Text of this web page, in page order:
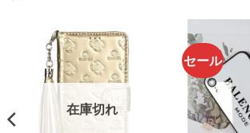
在庫切れ
セール